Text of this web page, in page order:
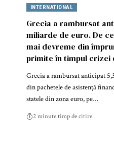
INTERNATIONAL
Grecia a rambursat
miliarde de euro. De
mai devreme din
primite în timpul
Grecia a rambursat anticipat
din pachetele de asistență
statele din zona euro, pe…
2 minute timp de citire